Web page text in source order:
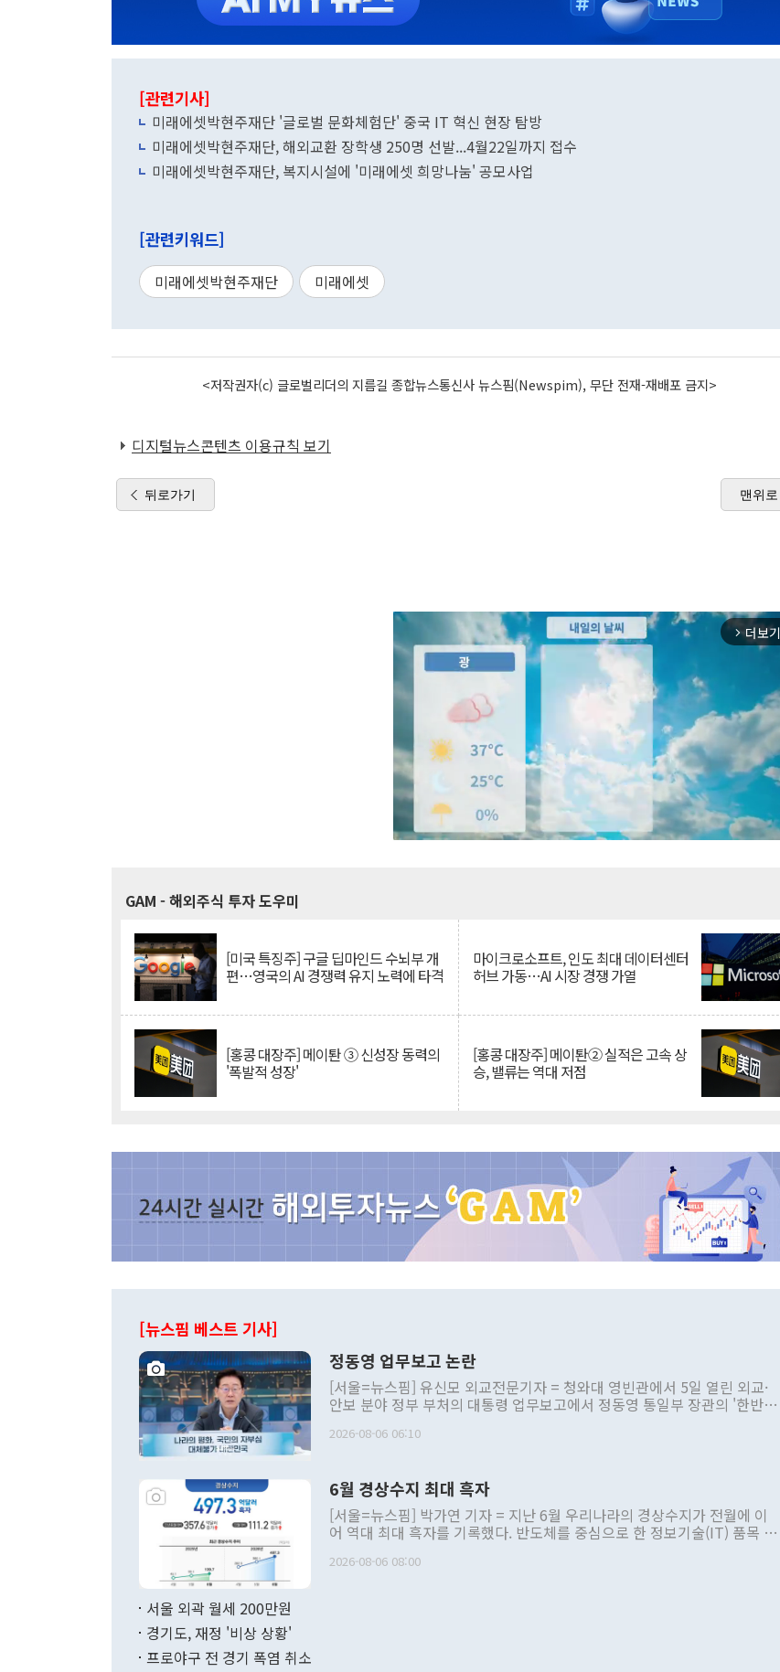
[관련기사]
미래에셋박현주재단 '글로벌 문화체험단' 중국 IT 혁신 현장 탐방
미래에셋박현주재단, 해외교환 장학생 250명 선발...4월22일까지 접수
미래에셋박현주재단, 복지시설에 '미래에셋 희망나눔' 공모사업
[관련키워드]
미래에셋박현주재단 미래에셋
<저작권자(c) 글로벌리더의 지름길 종합뉴스통신사 뉴스핌(Newspim), 무단 전재-재배포 금지>
디지털뉴스콘텐츠 이용규칙 보기
뒤로가기 맨위로
arrow_forward_ios 더보기
GAM - 해외주식 투자 도우미
[미국 특징주] 구글 딥마인드 수뇌부 개
편…영국의 AI 경쟁력 유지 노력에 타격
마이크로소프트, 인도 최대 데이터센터
허브 가동…AI 시장 경쟁 가열
[홍콩 대장주] 메이퇀 ③ 신성장 동력의
'폭발적 성장'
[홍콩 대장주] 메이퇀② 실적은 고속 상
승, 밸류는 역대 저점
[뉴스핌 베스트 기사]
정동영 업무보고 논란
[서울=뉴스핌] 유신모 외교전문기자 = 청와대 영빈관에서 5일 열린 외교·
안보 분야 정부 부처의 대통령 업무보고에서 정동영 통일부 장관의 '한반도
발언 중에는 정부 내 조율을 거치지 않은 사안을 정책으로 추진하겠다고 공
주의적 희망에 근거한 비현실적 구상'이라는 비판을 내놨다. 그동안 정 장
관의 대북 정책 관련 발언이 물의를 빚은 적은 여러 번 있지만 대통령과 유
관 부처 장관이 공개적으로 부정적 입장을 표명한 것은 이례적이다. 정 장
관의 무리한 대북 접근법과 월권을 제어해야 한다는 목소리도 높아지고 있
다. [정동영 통일부 장관이 지난달 23일 오후 서울 종로구 정부서울청사에
2026-08-06 06:10
6월 경상수지 최대 흑자
[서울=뉴스핌] 박가연 기자 = 지난 6월 우리나라의 경상수지가 전월에 이
어 역대 최대 흑자를 기록했다. 반도체를 중심으로 한 정보기술(IT) 품목 수
료=한국은행] 한국은행이 6일 발표한 '2026년 6월 국제수지(잠정)'에 따르
2026-08-06 08:00
서울 외곽 월세 200만원
경기도, 재정 '비상 상황'
프로야구 전 경기 폭염 취소